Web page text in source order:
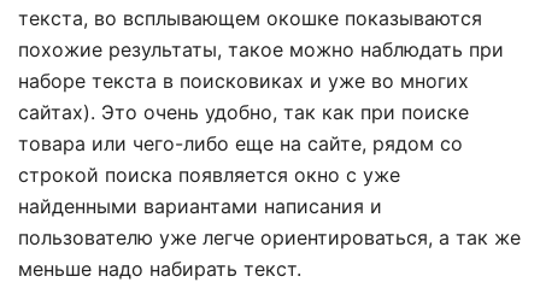
текста, во всплывающем окошке показываются
похожие результаты, такое можно наблюдать при
наборе текста в поисковиках и уже во многих
сайтах). Это очень удобно, так как при поиске
товара или чего-либо еще на сайте, рядом со
строкой поиска появляется окно с уже
найденными вариантами написания и
пользователю уже легче ориентироваться, а так же
меньше надо набирать текст.